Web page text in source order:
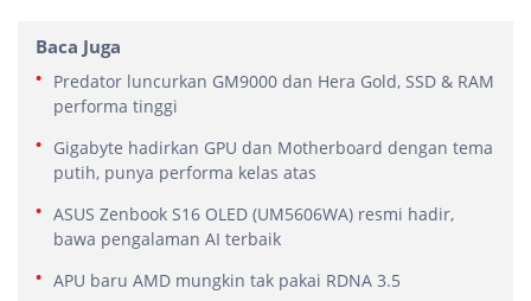
Baca Juga
Predator luncurkan GM9000 dan Hera Gold, SSD & RAM
performa tinggi
Gigabyte hadirkan GPU dan Motherboard dengan tema
putih, punya performa kelas atas
ASUS Zenbook S16 OLED (UM5606WA) resmi hadir,
bawa pengalaman AI terbaik
APU baru AMD mungkin tak pakai RDNA 3.5